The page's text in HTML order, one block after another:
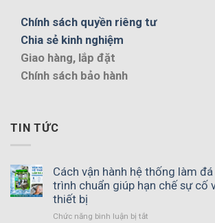
Chính sách quyền riêng tư
Chia sẻ kinh nghiệm
Giao hàng, lắp đặt
Chính sách bảo hành
TIN TỨC
Cách vận hành hệ thống làm
trình chuẩn giúp hạn chế sự cố
thiết bị
Chức năng bình luận bị tắt